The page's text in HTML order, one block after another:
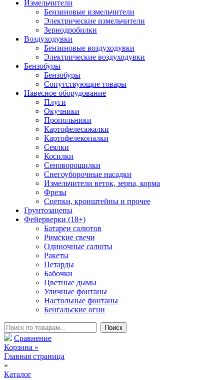
Измельчители
Бензиновые измельчители
Электрические измельчители
Зернодробилки
Воздуходувки
Бензиновые воздуходувки
Электрические воздуходувки
Бензобуры
Бензобуры
Сопутствующие товары
Навесное оборудование
Плуги
Окучники
Пропольники
Картофелесажалки
Картофелекопалки
Сеялки
Косилки
Сеноворошилки
Снегоуборочные насадки
Измельчители веток, зерна, корма
Фрезы
Сцепки, кронштейны и прочее
Грунтозацепы
Фейерверки (18+)
Батареи салютов
Римские свечи
Одиночные салюты
Ракеты
Петарды
Бабочки
Цветные дымы
Уличные фонтаны
Настольные фонтаны
Бенгальские огни
Сравнение
Корзина »
Главная страница
»
Каталог